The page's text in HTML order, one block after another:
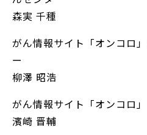
森実 千種
がん情報サイト「オンコロ
ー
柳澤 昭浩
がん情報サイト「オンコロ」
濱崎 晋輔